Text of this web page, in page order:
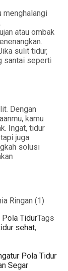
menghalangi
atau ombak
sulit tidur,
santai seperti
Dengan
kamu
Ingat, tidur
juga
solusi
Pola TidurTags
sehat,
Pola Tidur
Segar